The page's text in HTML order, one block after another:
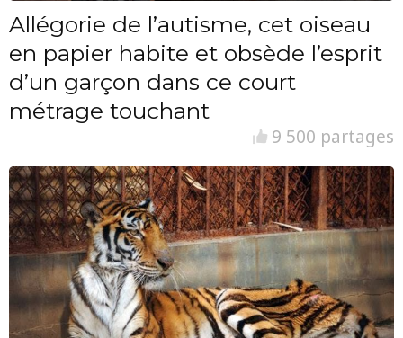
Allégorie de l’autisme, cet oiseau
en papier habite et obsède l’esprit
d’un garçon dans ce court
métrage touchant
9 500 partages